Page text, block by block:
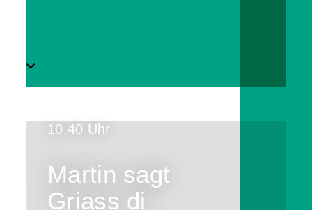
10.40 Uhr
Martin sagt
Griass di